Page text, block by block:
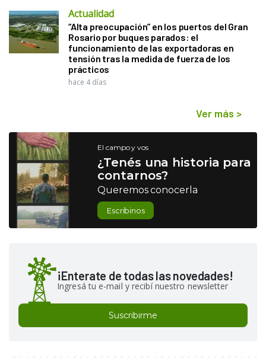
Actualidad
“Alta preocupación” en los puertos del Gran
Rosario por buques parados: el
funcionamiento de las exportadoras en
tensión tras la medida de fuerza de los
prácticos
hace 4 días
Ver más >
El campo y vos
¿Tenés una historia para
contarnos?
Queremos conocerla
Escribinos
¡Enterate de todas las novedades!
Ingresá tu e-mail y recibí nuestro newsletter
Suscribirme